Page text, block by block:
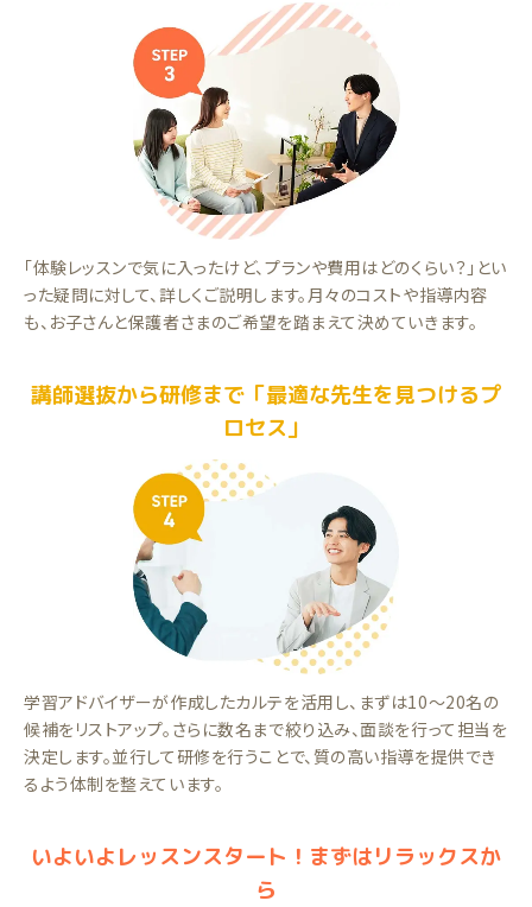
「体験レッスンで気に入ったけど、プランや費用はどのくらい？」とい
った疑問に対して、詳しくご説明します。月々のコストや指導内容
も、お子さんと保護者さまのご希望を踏まえて決めていきます。
講師選抜から研修まで「最適な先生を見つけるプ
ロセス」
学習アドバイザーが作成したカルテを活用し、まずは10～20名の
候補をリストアップ。さらに数名まで絞り込み、面談を行って担当を
決定します。並行して研修を行うことで、質の高い指導を提供でき
るよう体制を整えています。
いよいよレッスンスタート！まずはリラックスか
ら